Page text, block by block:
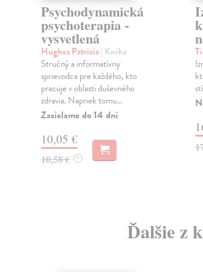
Psychodynamická
psychoterapia -
vysvetlená
Hughes Patricia| Kniha
Stručný a informatívny
sprievodca pre každého, kto
pracuje v oblasti duševného
zdravia. Napriek tomu...
Zasielame do 14 dní
10,05 €
10,58 € ?
Ďalšie z